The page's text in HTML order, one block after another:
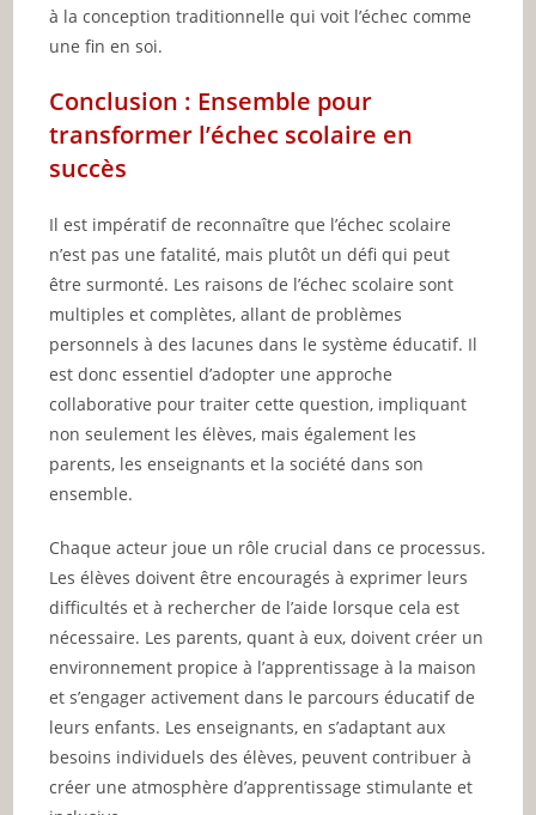
à la conception traditionnelle qui voit l’échec comme
une fin en soi.
Conclusion : Ensemble pour
transformer l’échec scolaire en
succès
Il est impératif de reconnaître que l’échec scolaire
n’est pas une fatalité, mais plutôt un défi qui peut
être surmonté. Les raisons de l’échec scolaire sont
multiples et complètes, allant de problèmes
personnels à des lacunes dans le système éducatif. Il
est donc essentiel d’adopter une approche
collaborative pour traiter cette question, impliquant
non seulement les élèves, mais également les
parents, les enseignants et la société dans son
ensemble.
Chaque acteur joue un rôle crucial dans ce processus.
Les élèves doivent être encouragés à exprimer leurs
difficultés et à rechercher de l’aide lorsque cela est
nécessaire. Les parents, quant à eux, doivent créer un
environnement propice à l’apprentissage à la maison
et s’engager activement dans le parcours éducatif de
leurs enfants. Les enseignants, en s’adaptant aux
besoins individuels des élèves, peuvent contribuer à
créer une atmosphère d’apprentissage stimulante et